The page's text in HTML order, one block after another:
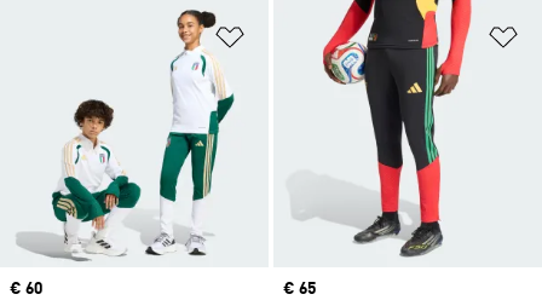
Zur Wunschliste hinzufügen
Price
€ 60
Price
€ 65